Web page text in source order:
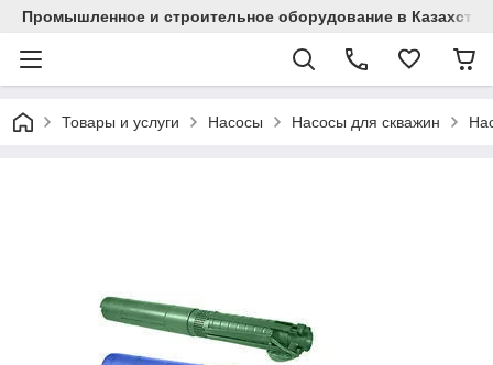
Промышленное и строительное оборудование в
Товары и услуги Насосы Насосы для скважин